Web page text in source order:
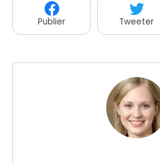
Publier Tweeter